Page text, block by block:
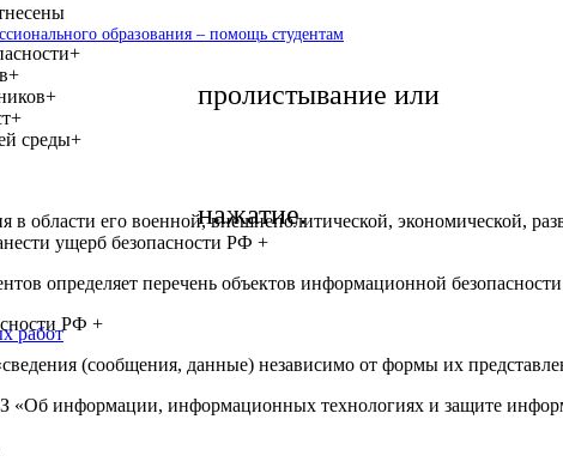
пролистывание или
нажатие.
образования – помощь студентам
работ
среды+
в области его военной, внешнеполитической, экономической,
ущерб безопасности РФ +
определяет перечень объектов информационной
РФ +
(сообщения, данные) независимо от формы их
«Об информации, информационных технологиях и защите